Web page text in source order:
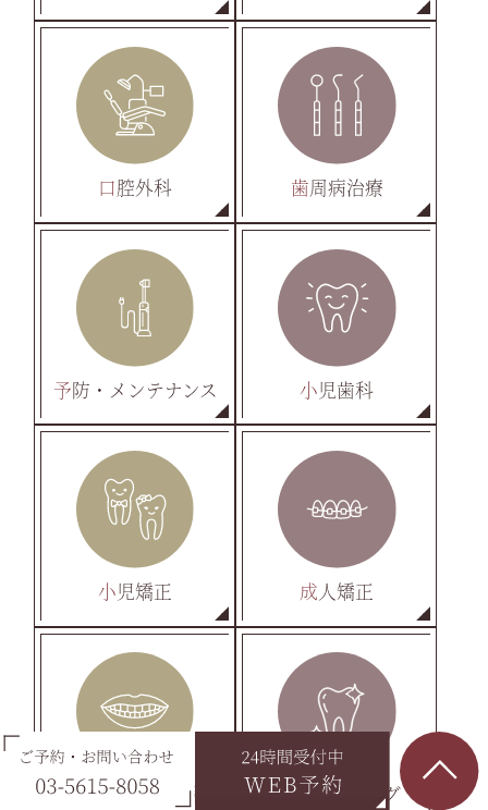
口腔外科 歯周病治療
予防・メンテナンス 小児歯科
小児矯正 成人矯正
セラミック・審美治療 ホワイトニング